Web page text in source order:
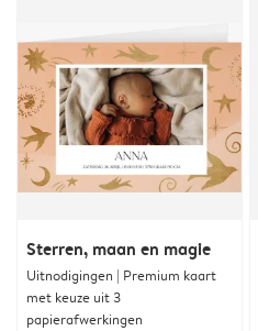
Sterren, maan en magie
Uitnodigingen | Premium kaart
met keuze uit 3
papierafwerkingen